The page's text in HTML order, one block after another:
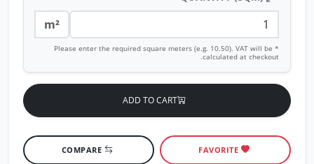
m²
* Please enter the required square meters (e.g. 10.50). VAT will be
calculated at checkout.
ADD TO CART
FAVORITE
COMPARE